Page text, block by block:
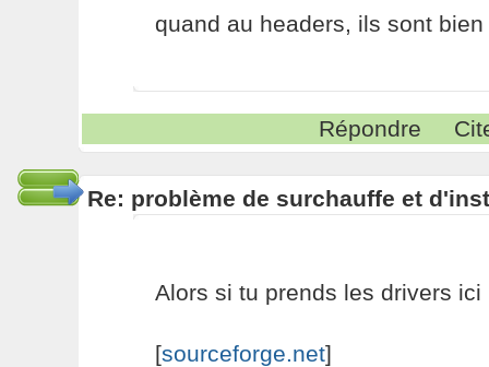
quand au headers, ils sont
Répondre
Re: problème de surchauffe et
Alors si tu prends les drivers ici
[sourceforge.net]